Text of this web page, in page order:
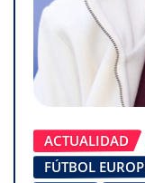
ACTUALIDAD
FÚTBOL